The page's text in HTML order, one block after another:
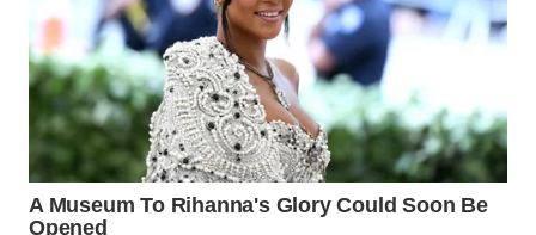
MALUKU
WN
MALUT
WN
DAIRI